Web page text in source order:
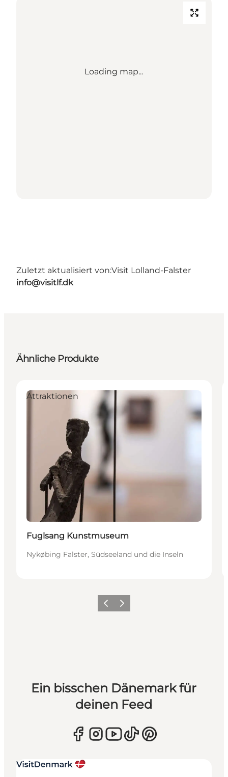
Loading map...
Zuletzt aktualisiert von:Visit Lolland-Falster
info@visitlf.dk
Ähnliche Produkte
Attraktionen
Fuglsang Kunstmuseum
Nykøbing Falster, Südseeland und die Inseln
ZurückWeiter
Ein bisschen Dänemark für
deinen Feed